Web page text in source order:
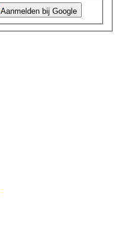
Aanmelden bij Google